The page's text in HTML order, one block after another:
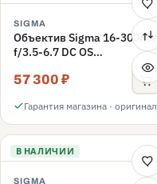
SIGMA
Объектив Sigma 16-300mm
f/3.5-6.7 DC OS
Черный
57 300 ₽
Гарантия магазина · оригинал
В НАЛИЧИИ
SIGMA